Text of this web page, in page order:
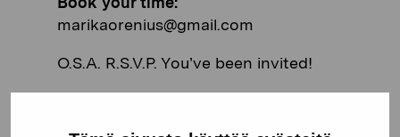
marikaorenius@gmail.com
O.S.A. R.S.V.P. You’ve been invited!